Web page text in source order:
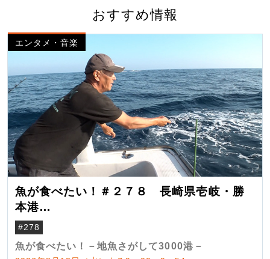
おすすめ情報
エンタメ・音楽
魚が食べたい！＃２７８ 長崎県壱岐・勝
本港
（クロマグロ）
#278
魚が食べたい！－地魚さがして3000港－